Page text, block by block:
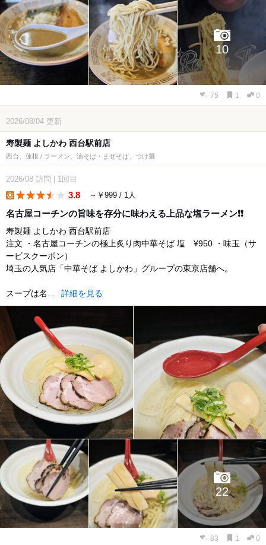
10
75 1 0
2026/08/04 更新
寿製麺 よしかわ 西台駅前店
西台、蓮根 / ラーメン、油そば・まぜそば、つけ麺
2026/08 訪問 1回目
3.8 ～￥999 / 1人
名古屋コーチンの旨味を存分に味わえる上品な塩ラーメン❗❗
寿製麺 よしかわ 西台駅前店
注文 ・名古屋コーチンの極上炙り肉中華そば 塩 ¥950 ・味玉（サ
ービスクーポン）
埼玉の人気店「中華そば よしかわ」グループの東京店舗へ。
スープは名... 詳細を見る
22
83 1 0